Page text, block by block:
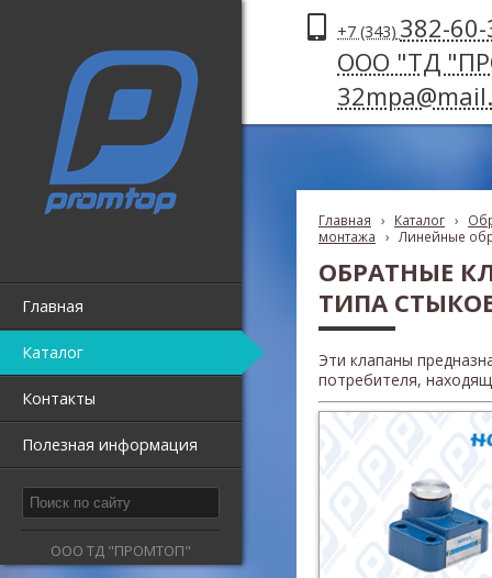
Главная
Каталог
Контакты
Полезная информация
ООО ТД "ПРОМТОП"
+7 (343) 382-
ООО "ТД
Главная › Каталог ›
монтажа
› Линейные
ОБРАТНЫЕ
ТИПА
Эти клапаны
потребителя,